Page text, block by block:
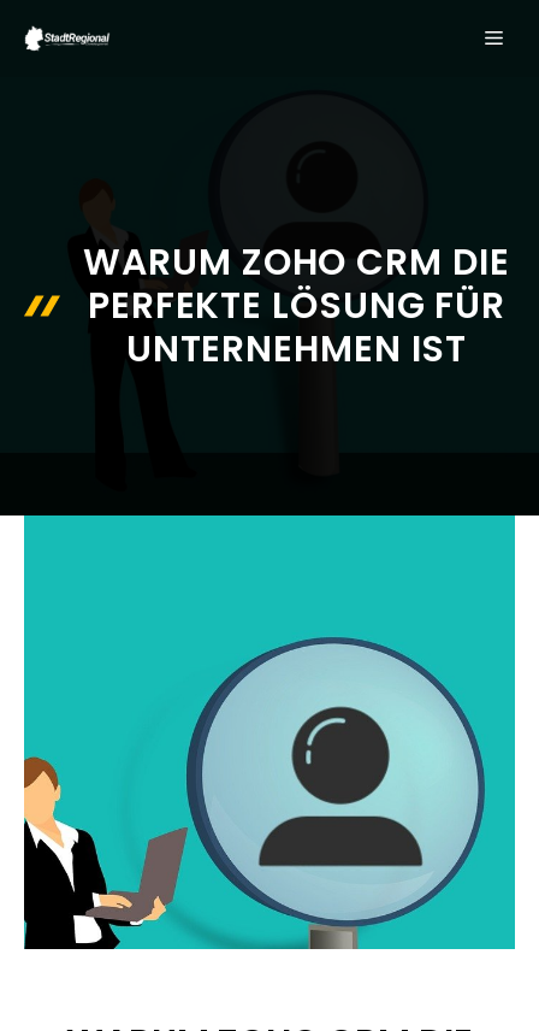
Inhalt
WARUM ZOHO CRM DIE
PERFEKTE LÖSUNG FÜR
UNTERNEHMEN IST